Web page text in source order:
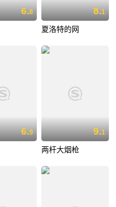
6.8 8.1
夏洛特的网
6.9 9.1
两杆大烟枪